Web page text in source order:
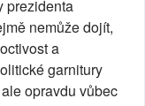
prezidenta
nemůže dojít,
a
garnitury
opravdu vůbec